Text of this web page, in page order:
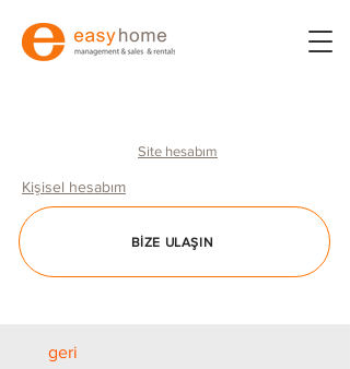
Site hesabım
Kişisel hesabım
BIZE ULAŞIN
geri